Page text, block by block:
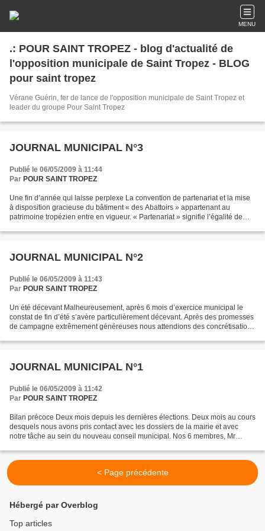
MENU
.: POUR SAINT TROPEZ - blog d'actualité de
l'opposition municipale de Saint Tropez - BLOG
pour saint tropez
Vérane Guérin, fer de lance de l'opposition municipale de Saint Tropez et
leader du groupe Pour Saint Tropez
JOURNAL MUNICIPAL N°3
Publié le 06/05/2009 à 11:44
Par POUR SAINT TROPEZ
Une fin d’année qui laisse perplexe La convention de partenariat et la mise
à disposition gracieuse du bâtiment « des Abattoirs » appartenant au
patrimoine tropézien entre en vigueur. « Partenariat » signifie l’égalité de
JOURNAL MUNICIPAL N°2
Publié le 06/05/2009 à 11:43
Par POUR SAINT TROPEZ
Un été décevant Malheureusement, après 6 mois d’exercice municipal le
constat de fin d’été s’avère particulièrement décevant. Après des promesses
de campagne extrêmement généreuses nous attendions des concrétisations
JOURNAL MUNICIPAL N°1
Publié le 06/05/2009 à 11:42
Par POUR SAINT TROPEZ
Bilan précoce Deux mois depuis les dernières élections. Deux mois au cours
desquels nous avons pris contact avec les dossiers de la mairie et avec
notre tâche au sein du nouveau conseil municipal. Nos 6 membres, Mr
< Page précédente
Hébergé par Overblog
Top articles